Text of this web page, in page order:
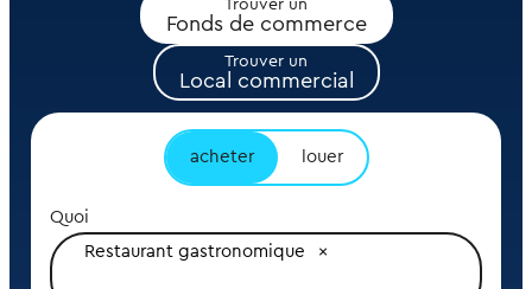
Trouver un
Fonds de commerce
Trouver un
Local commercial
acheter louer
Quoi
Restaurant gastronomique